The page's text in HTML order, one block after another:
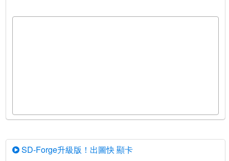
SD-Forge升級版！出圖快 顯卡